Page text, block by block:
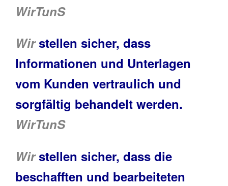
WirTunS
Wir stellen sicher, dass
Informationen und Unterlagen
vom Kunden vertraulich und
sorgfältig behandelt werden.
WirTunS
Wir stellen sicher, dass die
beschafften und bearbeiteten